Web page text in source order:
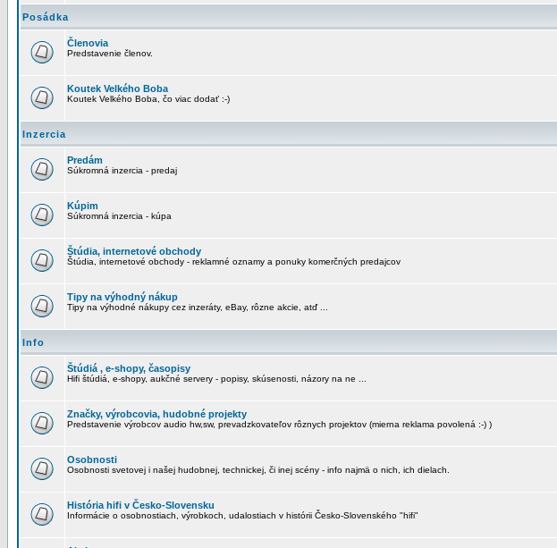
Posádka
Členovia
Predstavenie členov.
Koutek Velkého Boba
Koutek Velkého Boba, čo viac dodať :-)
Inzercia
Predám
Súkromná inzercia - predaj
Kúpim
Súkromná inzercia - kúpa
Štúdia, internetové obchody
Štúdia, internetové obchody - reklamné oznamy a ponuky komerčných predajcov
Tipy na výhodný nákup
Tipy na výhodné nákupy cez inzeráty, eBay, rôzne akcie, atď ...
Info
Štúdiá , e-shopy, časopisy
Hifi štúdiá, e-shopy, aukčné servery - popisy, skúsenosti, názory na ne ...
Značky, výrobcovia, hudobné projekty
Predstavenie výrobcov audio hw,sw, prevadzkovateľov rôznych projektov (mierna reklama povolená :-) )
Osobnosti
Osobnosti svetovej i našej hudobnej, technickej, či inej scény - info najmä o nich, ich dielach.
História hifi v Česko-Slovensku
Informácie o osobnostiach, výrobkoch, udalostiach v histórii Česko-Slovenského "hifi"